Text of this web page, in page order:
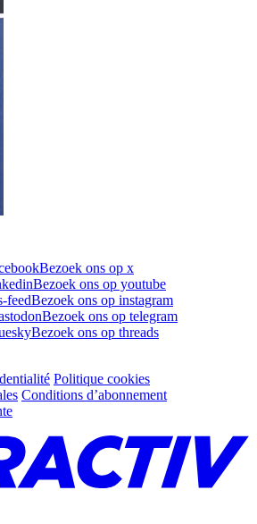
Bezoek ons op x
Bezoek ons op youtube
feedBezoek ons op instagram
Bezoek ons op telegram
Bezoek ons op threads
Politique cookies
Conditions d’abonnement